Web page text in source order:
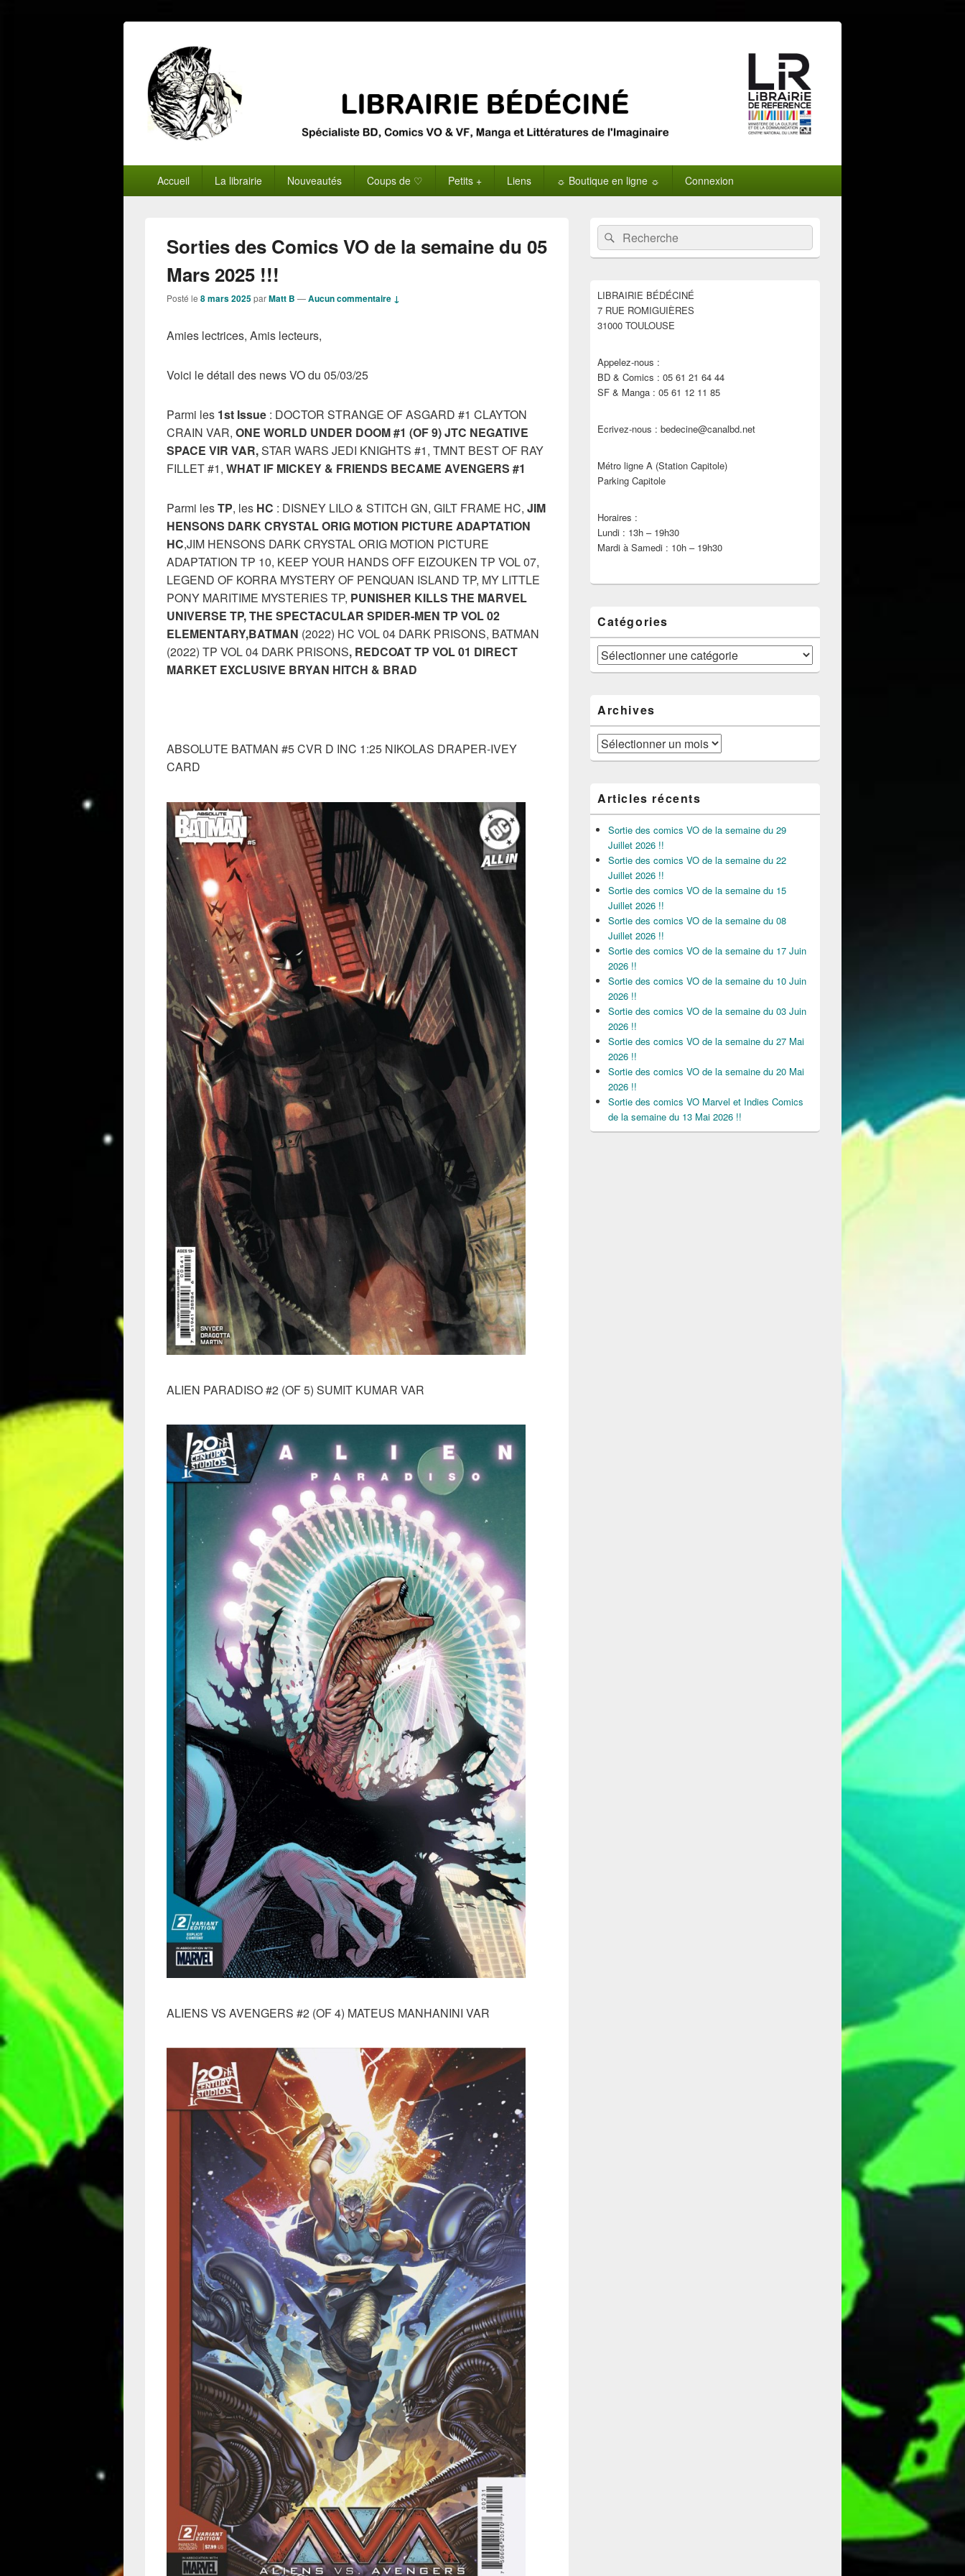
principalAccueil La librairie Nouveautés Coups de ♡ Petits + Liens ☼ Boutique en ligne ☼ Connexion
Sorties des Comics VO de la semaine du 05
Mars 2025 !!!
Posté le 8 mars 2025parMatt B —Aucun commentaire ↓
Amies lectrices, Amis lecteurs,
Voici le détail des news VO du 05/03/25
Parmi les 1st Issue : DOCTOR STRANGE OF ASGARD #1 CLAYTON
CRAIN VAR, ONE WORLD UNDER DOOM #1 (OF 9) JTC NEGATIVE
SPACE VIR VAR,STAR WARS JEDI KNIGHTS #1, TMNT BEST OF RAY
FILLET #1, WHAT IF MICKEY & FRIENDS BECAME AVENGERS #1
Parmi lesTP, les HC : DISNEY LILO & STITCH GN, GILT FRAME HC, JIM
HENSONS DARK CRYSTAL ORIG MOTION PICTURE ADAPTATION
HC,JIM HENSONS DARK CRYSTAL ORIG MOTION PICTURE
ADAPTATION TP 10, KEEP YOUR HANDS OFF EIZOUKEN TP VOL 07,
LEGEND OF KORRA MYSTERY OF PENQUAN ISLAND TP, MY LITTLE
PONY MARITIME MYSTERIES TP, PUNISHER KILLS THE MARVEL
UNIVERSE TP, THE SPECTACULAR SPIDER-MEN TP VOL 02
ELEMENTARY,BATMAN (2022) HC VOL 04 DARK PRISONS, BATMAN
(2022) TP VOL 04 DARK PRISONS, REDCOAT TP VOL 01 DIRECT
MARKET EXCLUSIVE BRYAN HITCH & BRAD
ABSOLUTE BATMAN #5 CVR D INC 1:25 NIKOLAS DRAPER-IVEY
CARD
ALIEN PARADISO #2 (OF 5) SUMIT KUMAR VAR
ALIENS VS AVENGERS #2 (OF 4) MATEUS MANHANINI VAR
Zone
principale
de
widget
barre
latérale
Recherche :Rechercher
LIBRAIRIE BÉDÉCINÉ
7 RUE ROMIGUIÈRES
31000 TOULOUSE
Appelez-nous :
BD & Comics : 05 61 21 64 44
SF & Manga : 05 61 12 11 85
Ecrivez-nous : bedecine@canalbd.net
Métro ligne A (Station Capitole)
Parking Capitole
Horaires :
Lundi : 13h – 19h30
Mardi à Samedi : 10h – 19h30
Catégories
Catégories
Archives
Archives
Articles récents
Sortie des comics VO de la semaine du 29
Juillet 2026 !!
Sortie des comics VO de la semaine du 22
Juillet 2026 !!
Sortie des comics VO de la semaine du 15
Juillet 2026 !!
Sortie des comics VO de la semaine du 08
Juillet 2026 !!
Sortie des comics VO de la semaine du 17 Juin
2026 !!
Sortie des comics VO de la semaine du 10 Juin
2026 !!
Sortie des comics VO de la semaine du 03 Juin
2026 !!
Sortie des comics VO de la semaine du 27 Mai
2026 !!
Sortie des comics VO de la semaine du 20 Mai
2026 !!
Sortie des comics VO Marvel et Indies Comics
de la semaine du 13 Mai 2026 !!